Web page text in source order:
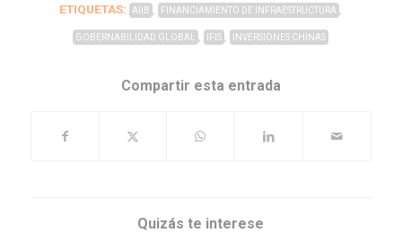
ETIQUETAS: AIIB , FINANCIAMIENTO DE INFRAESTRUCTURA
GOBERNABILIDAD GLOBAL , IFIS , INVERSIONES CHINAS
Compartir esta entrada
Quizás te interese